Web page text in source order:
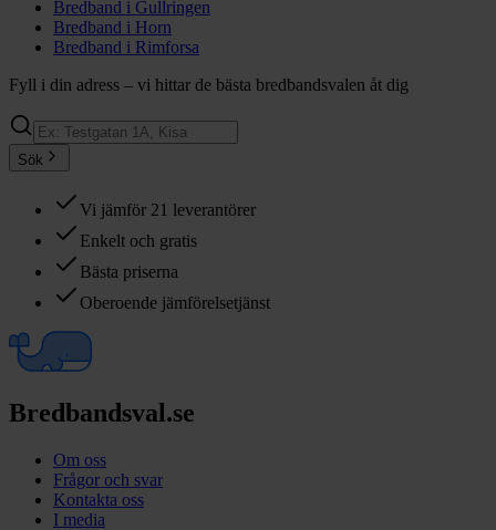
Bredband i Gullringen
Bredband i Horn
Bredband i Rimforsa
Fyll i din adress – vi hittar de bästa bredbandsvalen åt dig
Sök
Vi jämför 21 leverantörer
Enkelt och gratis
Bästa priserna
Oberoende jämförelsetjänst
Bredbandsval.se
Om oss
Frågor och svar
Kontakta oss
I media